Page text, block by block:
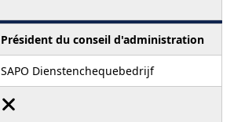
Président du conseil d'administration
SAPO Dienstenchequebedrijf